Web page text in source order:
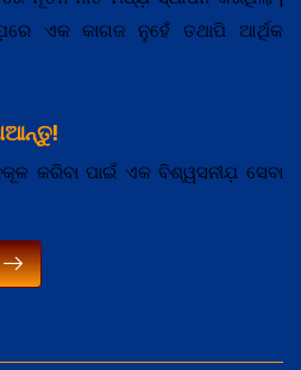
ଏକ କାଗଜ ନୁହେଁ ତଥାପି ଆର୍ଥିକ
କରିବା ପାଇଁ ଏକ ବିଶ୍ୱସନୀଯ଼ ସେବା